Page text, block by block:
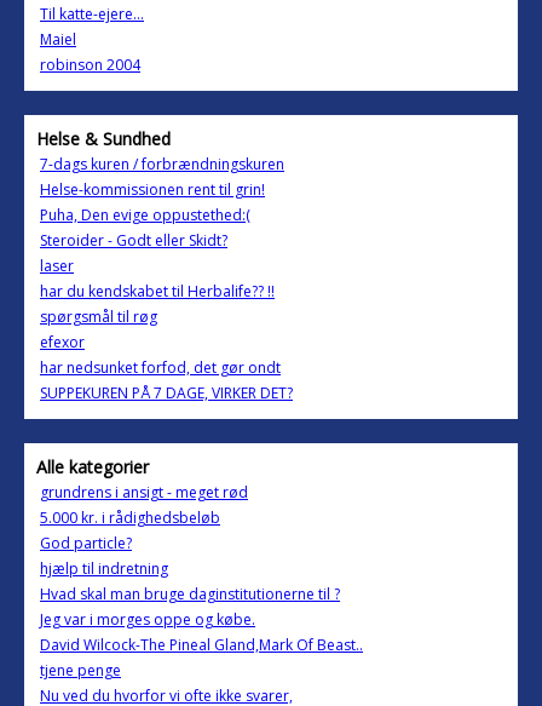
Til katte-ejere...
Maiel
robinson 2004
Helse & Sundhed
7-dags kuren / forbrændningskuren
Helse-kommissionen rent til grin!
Puha, Den evige oppustethed:(
Steroider - Godt eller Skidt?
laser
har du kendskabet til Herbalife?? !!
spørgsmål til røg
efexor
har nedsunket forfod, det gør ondt
SUPPEKUREN PÅ 7 DAGE, VIRKER DET?
Alle kategorier
grundrens i ansigt - meget rød
5.000 kr. i rådighedsbeløb
God particle?
hjælp til indretning
Hvad skal man bruge daginstitutionerne til ?
Jeg var i morges oppe og købe.
David Wilcock-The Pineal Gland,Mark Of Beast..
tjene penge
Nu ved du hvorfor vi ofte ikke svarer,